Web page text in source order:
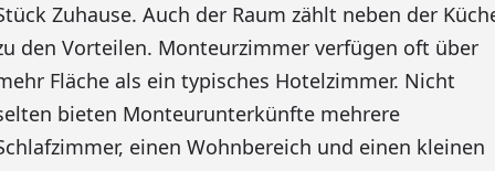
Zuhause. Auch der Raum zählt neben der
den Vorteilen. Monteurzimmer verfügen oft über
Fläche als ein typisches Hotelzimmer. Nicht
bieten Monteurunterkünfte mehrere
einen Wohnbereich und einen kleinen